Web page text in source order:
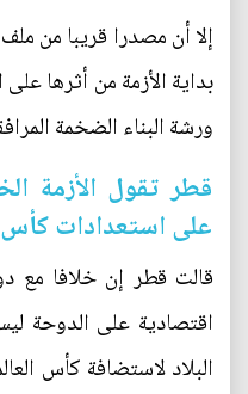
إلا أن مصدرا قريبا من
بداية الأزمة من أثرها
ورشة البناء الضخمة
قطر تقول الأزمة
على استعدادات كأس
قالت قطر إن خلافا
اقتصادية على الدوحة